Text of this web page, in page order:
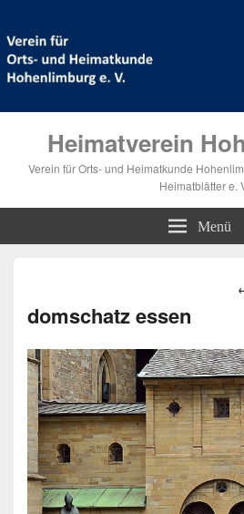
Heimatverein
Verein für Orts- und Heimatkunde
Heimatblätter e.
Menü
domschatz essen